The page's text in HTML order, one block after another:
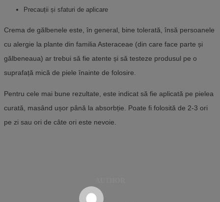
Precauții și sfaturi de aplicare
Crema de gălbenele este, în general, bine tolerată, însă persoanele
cu alergie la plante din familia Asteraceae (din care face parte și
gălbeneaua) ar trebui să fie atente și să testeze produsul pe o
suprafață mică de piele înainte de folosire.
Pentru cele mai bune rezultate, este indicat să fie aplicată pe pielea
curată, masând ușor până la absorbție. Poate fi folosită de 2-3 ori
pe zi sau ori de câte ori este nevoie.